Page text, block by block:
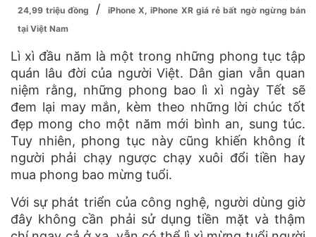
24,99 triệu đồng
/
iPhone X, iPhone XR giá rẻ bất ngờ ngừng bán
tại Việt Nam
Lì xì đầu năm là một trong những phong tục tập
quán lâu đời của người Việt. Dân gian vẫn quan
niệm rằng, những phong bao lì xì ngày Tết sẽ
đem lại may mắn, kèm theo những lời chúc tốt
đẹp mong cho một năm mới bình an, sung túc.
Tuy nhiên, phong tục này cũng khiến không ít
người phải chạy ngược chạy xuôi đổi tiền hay
mua phong bao mừng tuổi.
Với sự phát triển của công nghệ, người dùng giờ
đây không cần phải sử dụng tiền mặt và thậm